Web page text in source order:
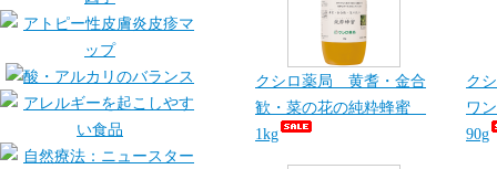
クシロ薬局 黄耆・金合
歓・菜の花の純粋蜂蜜
1kg
ク
ワ
90g